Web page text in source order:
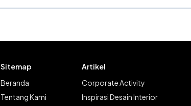
Sitemap
Beranda
Tentang Kami
Artikel
Corporate Activity
Inspirasi Desain Interior